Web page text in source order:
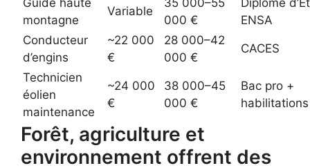
montagne
Variable
000 €
ENSA
Conducteur
d’engins
~22 000
€
28 000–42
000 €
CACES
Technicien
éolien
maintenance
~24 000
€
38 000–45
000 €
Bac pro +
habilitations
Forêt, agriculture et
environnement offrent des